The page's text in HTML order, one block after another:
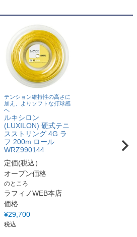
テンション維持性の高さに
加え、よりソフトな打球感
へ
ルキシロン
(LUXILON) 硬式テニ
スストリング 4G ラ
フ 200m ロール
WRZ990144
定価(税込）
オープン価格
のところ
ラフィノWEB本店
価格
¥29,700
税込